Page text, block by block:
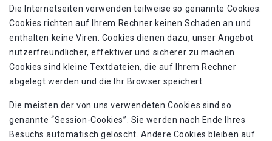
Die Internetseiten verwenden teilweise so genannte Cookies.
Cookies richten auf Ihrem Rechner keinen Schaden an und
enthalten keine Viren. Cookies dienen dazu, unser Angebot
nutzerfreundlicher, effektiver und sicherer zu machen.
Cookies sind kleine Textdateien, die auf Ihrem Rechner
abgelegt werden und die Ihr Browser speichert.
Die meisten der von uns verwendeten Cookies sind so
genannte “Session-Cookies”. Sie werden nach Ende Ihres
Besuchs automatisch gelöscht. Andere Cookies bleiben auf